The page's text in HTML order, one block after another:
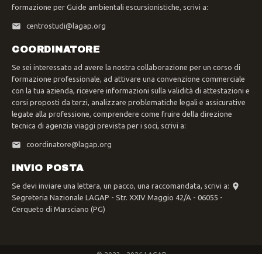
formazione per Guide ambientali escursionistiche, scrivi a:
centrostudi@lagap.org
COORDINATORE
Se sei interessato ad avere la nostra collaborazione per un corso di
formazione professionale, ad attivare una convenzione commerciale
con la tua azienda, ricevere informazioni sulla validità di attestazioni e
corsi proposti da terzi, analizzare problematiche legali e assicurative
legate alla professione, comprendere come fruire della direzione
tecnica di agenzia viaggi prevista per i soci, scrivi a:
coordinatore@lagap.org
INVIO POSTA
Se devi inviare una lettera, un pacco, una raccomandata, scrivi a:
Segreteria Nazionale LAGAP - Str. XXIV Maggio 42/A - 06055 -
Cerqueto di Marsciano (PG)